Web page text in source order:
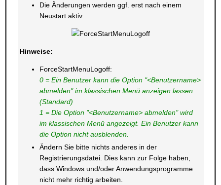
Die Änderungen werden ggf. erst nach einem
Neustart aktiv.
Hinweise:
ForceStartMenuLogoff:
0 = Ein Benutzer kann die Option "<Benutzername>
abmelden" im klassischen Menü anzeigen lassen.
(Standard)
1 = Die Option "<Benutzername> abmelden" wird
im klassischen Menü angezeigt. Ein Benutzer kann
die Option nicht ausblenden.
Ändern Sie bitte nichts anderes in der
Registrierungsdatei. Dies kann zur Folge haben,
dass Windows und/oder Anwendungsprogramme
nicht mehr richtig arbeiten.